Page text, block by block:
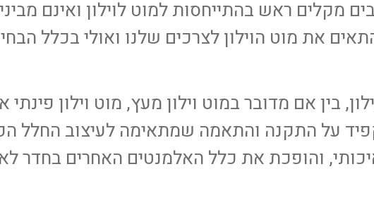
מקלים ראש בהתייחסות למוט לוילון ואינם
את מוט הוילון לצרכים שלנו ואולי בכלל
בין אם מדובר במוט וילון מעץ, מוט וילון
על התקנה והתאמה שמתאימה לעיצוב החלל
והופכת את כלל האלמנטים האחרים